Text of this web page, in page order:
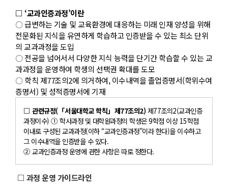
□ ‘교과인증과정’이란
〇 급변하는 기술 및 교육환경에 대응하는 미래 인재 양성을 위해
전문화된 지식을 유연하게 학습하고 인증받을 수 있는 최소 단위
의 교과과정을 도입
〇 전공을 넘어서서 다양한 지식 능력을 단기간 학습할 수 있는 교
과과정을 운영하여 학생의 선택권 확대를 도모
〇 학칙 제77조의2에 의거하여, 이수내역을 졸업증명서(학위수여
증명서) 및 성적증명서에 기재
□ 관련규정(「서울대학교 학칙」제77조의2) 제77조의2(교과인증
과정이수) ① 학사과정 및 대학원과정의 학생은 9학점 이상 15학점
이내로 구성된 교과과정(이하 “교과인증과정”이라 한다)을 이수하고
그 이수내역을 인증받을 수 있다.
② 교과인증과정 운영에 관한 사항은 따로 정한다.
□ 과정 운영 가이드라인